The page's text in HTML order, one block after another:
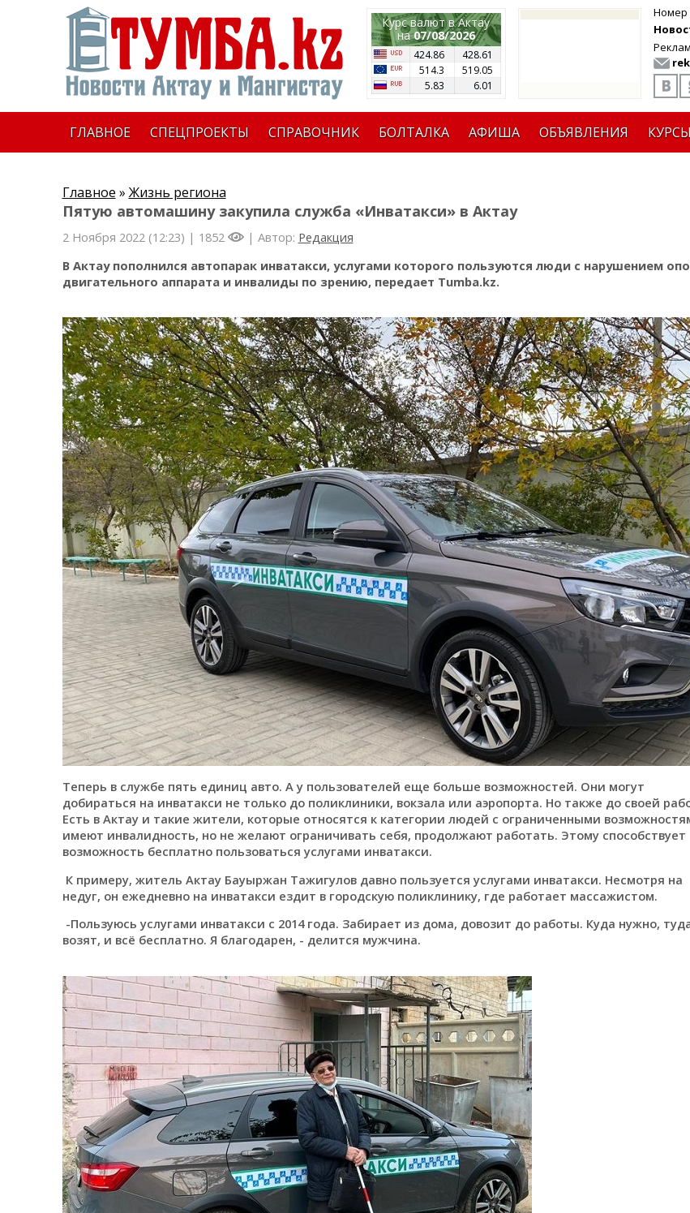
Курс валют в Актау
на07/08/2026
424.86
428.61
514.3
519.05
5.83
6.01
Номер
ГЛАВНОЕ СПЕЦПРОЕКТЫ СПРАВОЧНИК БОЛТАЛКА АФИША ОБЪЯВЛЕНИЯ
Главное » Жизнь региона
Пятую автомашину закупила служба «Инватакси» в Актау
2 Ноября 2022 (12:23) | 1852 | Автор: Редакция
В Актау пополнился автопарак инватакси, услугами которого пользуются люди с нарушением
двигательного аппарата и инвалиды по зрению, передает Tumba.kz.
Теперь в службе пять единиц авто. А у пользователей еще больше возможностей. Они могут
добираться на инватакси не только до поликлиники, вокзала или аэропорта. Но также до своей
Есть в Актау и такие жители, которые относятся к категории людей с ограниченными
имеют инвалидность, но не желают ограничивать себя, продолжают работать. Этому способствует
возможность бесплатно пользоваться услугами инватакси.
К примеру, житель Актау Бауыржан Тажигулов давно пользуется услугами инватакси. Несмотря на
недуг, он ежедневно на инватакси ездит в городскую поликлинику, где работает массажистом.
-Пользуюсь услугами инватакси с 2014 года. Забирает из дома, довозит до работы. Куда нужно,
возят, и всё бесплатно. Я благодарен, - делится мужчина.